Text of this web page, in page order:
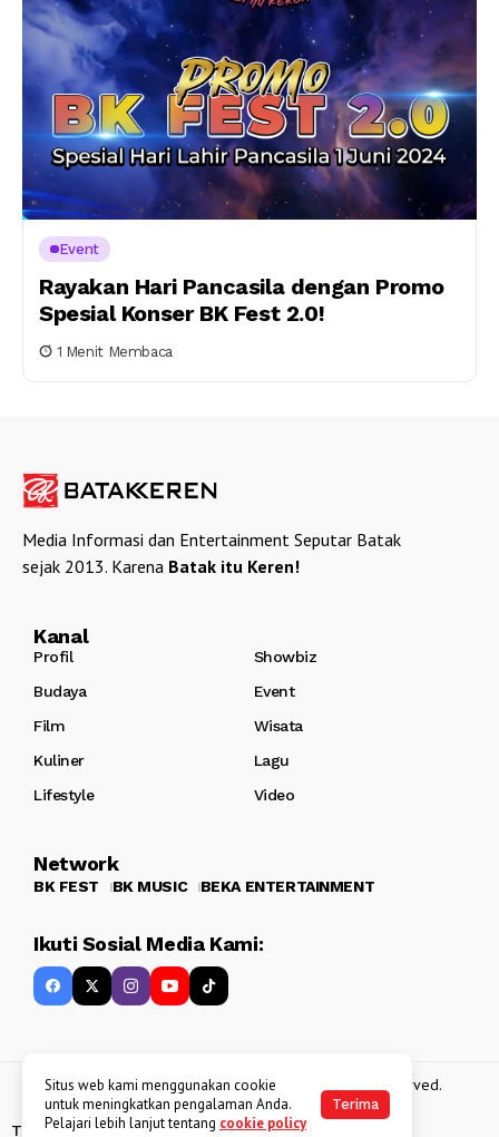
Event
Rayakan Hari Pancasila dengan Promo
Spesial Konser BK Fest 2.0!
1 Menit Membaca
Media Informasi dan Entertainment Seputar Batak
sejak 2013. Karena Batak itu Keren!
Kanal
Profil
Showbiz
Budaya
Event
Film
Wisata
Kuliner
Lagu
Lifestyle
Video
Network
BK FEST BK MUSIC BEKA ENTERTAINMENT
Ikuti Sosial Media Kami:
Copyright 2013 - 2025BATAKKEREN . All rights reserved.
Tentang Kami Kebijakan Data Pribadi Disclaimer
Situs web kami menggunakan cookie
untuk meningkatkan pengalaman Anda.
Pelajari lebih lanjut tentang cookie policy
Terima